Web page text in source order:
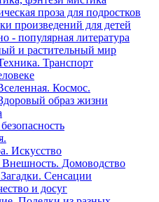
проза для подростков
произведений для детей
- популярная литература
и растительный мир
Транспорт
Космос.
образ жизни
Искусство
Внешность. Домоводство
Сенсации
и досуг